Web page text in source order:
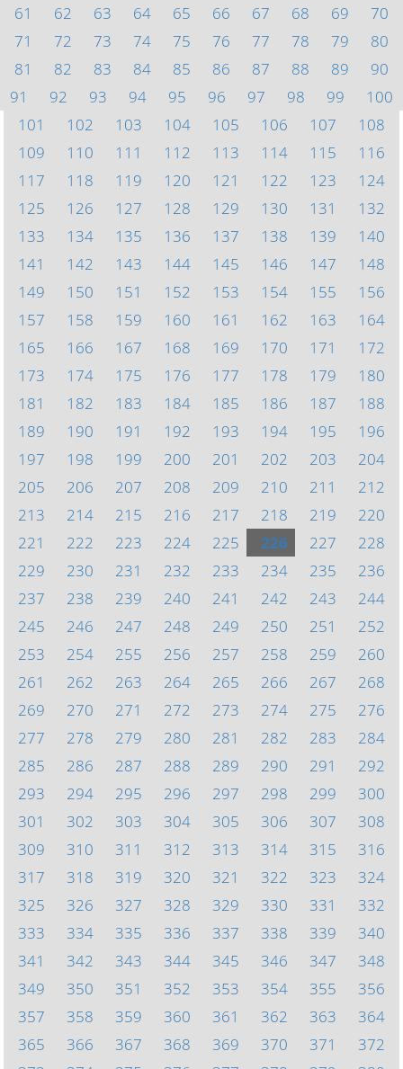
61
62 63 64 65 66 67 68 69
70
71
72 73 74 75 76 77 78 79
80
81
82 83 84 85 86 87 88 89
90
91
92 93 94 95 96 97 98 99
100
101
102 103 104 105 106 107
108
109
110 111 112 113 114 115
116
117
118 119 120 121 122 123
124
125
126 127 128 129 130 131
132
133
134 135 136 137 138 139
140
141
142 143 144 145 146 147
148
149
150 151 152 153 154 155
156
157
158 159 160 161 162 163
164
165
166 167 168 169 170 171
172
173
174 175 176 177 178 179
180
181
182 183 184 185 186 187
188
189
190 191 192 193 194 195
196
197
198 199 200 201 202 203
204
205
206 207 208 209 210 211
212
213
214 215 216 217 218 219
220
221
222 223 224 225 226 227
228
229
230 231 232 233 234 235
236
237
238 239 240 241 242 243
244
245
246 247 248 249 250 251
252
253
254 255 256 257 258 259
260
261
262 263 264 265 266 267
268
269
270 271 272 273 274 275
276
277
278 279 280 281 282 283
284
285
286 287 288 289 290 291
292
293
294 295 296 297 298 299
300
301
302 303 304 305 306 307
308
309
310 311 312 313 314 315
316
317
318 319 320 321 322 323
324
325
326 327 328 329 330 331
332
333
334 335 336 337 338 339
340
341
342 343 344 345 346 347
348
349
350 351 352 353 354 355
356
357
358 359 360 361 362 363
364
365
366 367 368 369 370 371
372